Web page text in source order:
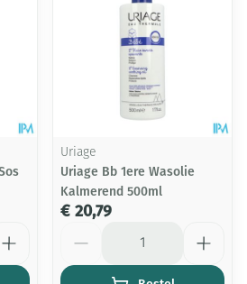
Uriage
Uriage Bb 1ere Wasolie
Kalmerend 500ml
€ 20,79